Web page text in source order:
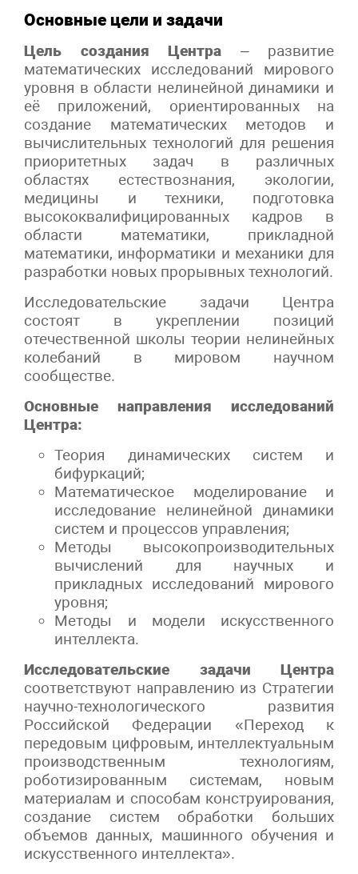
Основные цели и задачи
Цель создания Центра – развитие
математических исследований мирового
уровня в области нелинейной динамики и
её приложений, ориентированных на
создание математических методов и
вычислительных технологий для решения
приоритетных задач в различных
областях естествознания, экологии,
медицины и техники, подготовка
высококвалифицированных кадров в
области математики, прикладной
математики, информатики и механики для
разработки новых прорывных технологий.
Исследовательские задачи Центра
состоят в укреплении позиций
отечественной школы теории нелинейных
колебаний в мировом научном
сообществе.
Основные направления исследований
Центра:
Теория динамических систем и
бифуркаций;
Математическое моделирование и
исследование нелинейной динамики
систем и процессов управления;
Методы высокопроизводительных
вычислений для научных и
прикладных исследований мирового
уровня;
Методы и модели искусственного
интеллекта.
Исследовательские задачи Центра
соответствуют направлению из Стратегии
научно-технологического развития
Российской Федерации «Переход к
передовым цифровым, интеллектуальным
производственным технологиям,
роботизированным системам, новым
материалам и способам конструирования,
создание систем обработки больших
объемов данных, машинного обучения и
искусственного интеллекта».